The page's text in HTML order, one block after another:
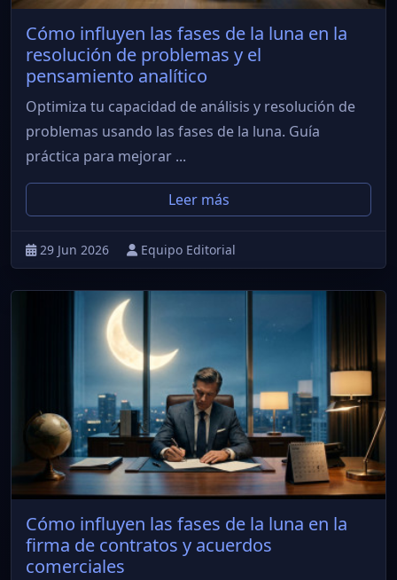
Cómo influyen las fases de la luna en la
resolución de problemas y el
pensamiento analítico
Optimiza tu capacidad de análisis y resolución de
problemas usando las fases de la luna. Guía
práctica para mejorar ...
Leer más
29 Jun 2026 Equipo Editorial
Cómo influyen las fases de la luna en la
firma de contratos y acuerdos
comerciales